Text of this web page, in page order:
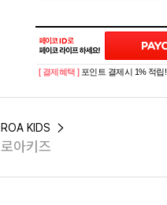
[ 결제혜택 ] 포인트 결제시 1% 적립!
ROA KIDS
로아키즈